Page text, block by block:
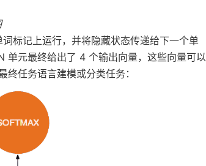
标记上运行，并将隐藏状态传递给下一个单
元最终给出了 4 个输出向量，这些向量可以
任务语言建模或分类任务：